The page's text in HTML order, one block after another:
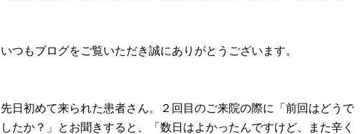
いつもブログをご覧いただき誠にありがとうございます。
先日初めて来られた患者さん。２回目のご来院の際に「前回はどうで
したか？」とお聞きすると、「数日はよかったんですけど、また辛く